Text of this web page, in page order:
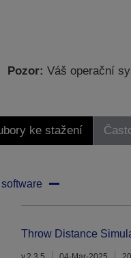
Pozor: Váš operační
ke stažení
Throw Distance